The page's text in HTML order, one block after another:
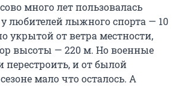
много лет пользовалась
любителей лыжного спорта — 10
укрытой от ветра местности,
высоты — 220 м. Но военные
и от былой
мало что осталось. А